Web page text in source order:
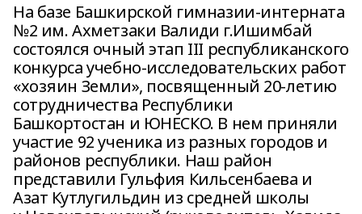
На базе Башкирской гимназии-интерната
№2 им. Ахметзаки Валиди г.Ишимбай
состоялся очный этап III республиканского
конкурса учебно-исследовательских работ
«хозяин Земли», посвященный 20-летию
сотрудничества Республики
Башкортостан и ЮНЕСКО. В нем приняли
участие 92 ученика из разных городов и
районов республики. Наш район
представили Гульфия Кильсенбаева и
Азат Кутлугильдин из средней школы